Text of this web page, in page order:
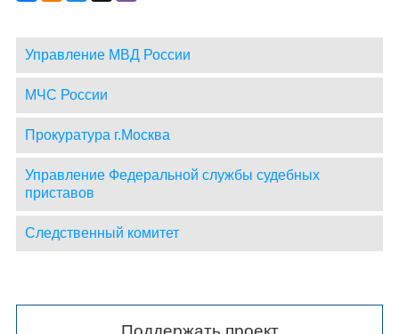
Управление МВД России
МЧС России
Прокуратура г.Москва
Управление Федеральной службы судебных
приставов
Следственный комитет